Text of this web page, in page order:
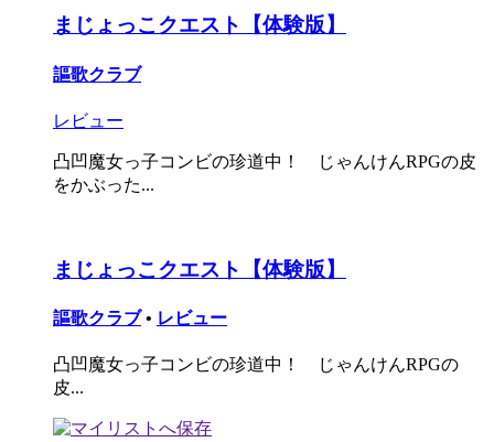
まじょっこクエスト【体験版】
謳歌クラブ
レビュー
凸凹魔女っ子コンビの珍道中！ じゃんけんRPGの皮
をかぶった...
まじょっこクエスト【体験版】
謳歌クラブ • レビュー
凸凹魔女っ子コンビの珍道中！ じゃんけんRPGの
皮...